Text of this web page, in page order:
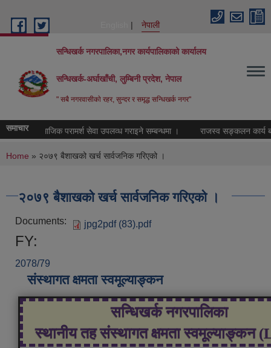
नेपाली
सन्धिखर्क नगरपालिका,नगर कार्यपालिकाको कार्यालय
सन्धिखर्क-अर्घाखाँची, लुम्बिनी प्रदेश, नेपाल
" सबै नगरवासीकाे रहर, सुन्दर र समृद्ध सन्धिखर्क नगर"
समाचार
मनोसामाजिक परामर्श सेवा उपलव्ध गराइने सम्बन्धमा । राजस्व सङ्कलन कार्य
You are here
Home » २०७९ बैशाखको खर्च सार्वजनिक गरिएको ।
२०७९ बैशाखको खर्च सार्वजनिक गरिएको ।
Documents: jpg2pdf (83).pdf
FY:
2078/79
संस्थागत क्षमता स्वमूल्याङ्कन
सन्धिखर्क नगरपालिका
स्थानीय तह संस्थागत क्षमता स्वमूल्याङ्कन